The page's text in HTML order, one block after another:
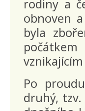
rodiny a
obnoven
byla
Po
druhý,